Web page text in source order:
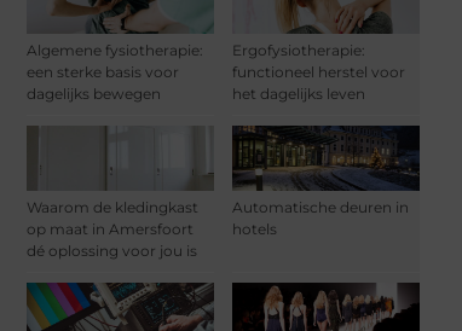
Algemene fysiotherapie:
een sterke basis voor
dagelijks bewegen
Ergofysiotherapie:
functioneel herstel voor
het dagelijks leven
Waarom de kledingkast
op maat in Amersfoort
dé oplossing voor jou is
Automatische deuren in
hotels